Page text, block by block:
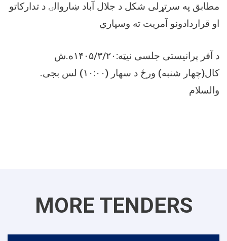
مطابق په سرتړلی شکل د جلال آباد ښاروالۍ د تدارکاتو
او قراردادونو آمریت ته وسپاري
د آفر پرانیستی جلسی نیټه:۱۴۰۵/۳/۲۰ه.ش
کال(چهار شنبه) ورځ د سهار (۱۰:۰۰) لس بجی.
والسلام
MORE TENDERS